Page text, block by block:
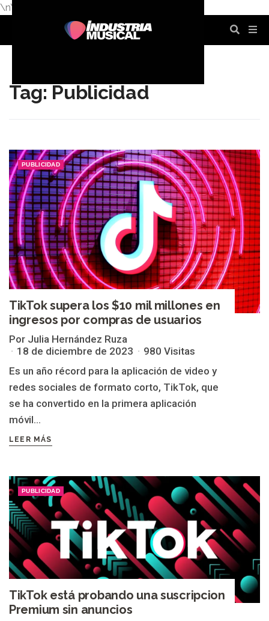
\n\n
Tag: Publicidad
PUBLICIDAD
TikTok supera los $10 mil millones en
ingresos por compras de usuarios
Por Julia Hernández Ruza
18 de diciembre de 2023
980 Visitas
Es un año récord para la aplicación de video y
redes sociales de formato corto, TikTok, que
se ha convertido en la primera aplicación
móvil...
LEER MÁS
PUBLICIDAD
TikTok está probando una suscripcion
Premium sin anuncios